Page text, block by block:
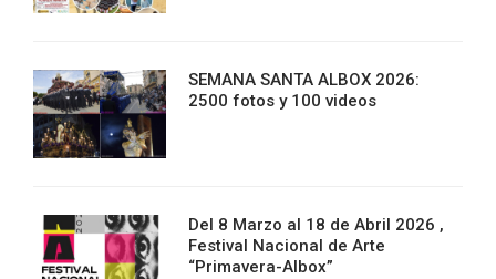
SEMANA SANTA ALBOX 2026:
2500 fotos y 100 videos
Del 8 Marzo al 18 de Abril 2026 ,
Festival Nacional de Arte
“Primavera-Albox”